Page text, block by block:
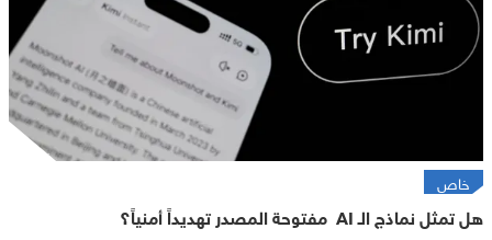
خاص
هل تمثل نماذج الـ AI مفتوحة المصدر تهديداً أمنياً؟